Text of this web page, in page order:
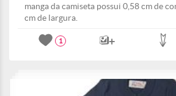
manga da camiseta possui 0,58 cm de
cm de largura.
1